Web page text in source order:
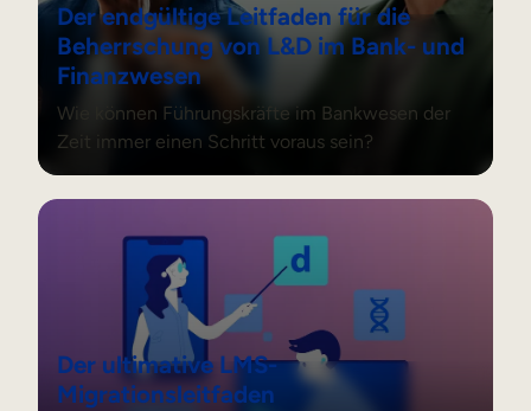
Der endgültige Leitfaden für die
Beherrschung von L&D im Bank- und
Finanzwesen
Wie können Führungskräfte im Bankwesen der
Zeit immer einen Schritt voraus sein?
Der ultimative LMS-Migrationsleitfaden
Der ultimative LMS-
Migrationsleitfaden